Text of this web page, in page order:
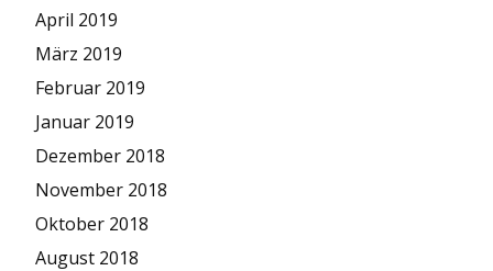
April 2019
März 2019
Februar 2019
Januar 2019
Dezember 2018
November 2018
Oktober 2018
August 2018